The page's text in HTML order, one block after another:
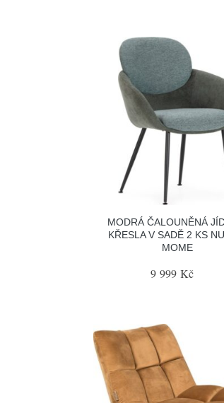
MODRÁ ČALOUNĚNÁ
KŘESLA V SADĚ 2 KS
MOME
9 999 Kč